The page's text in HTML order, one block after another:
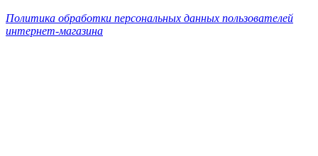
Политика обработки персональных данных пользователей
интернет-магазина